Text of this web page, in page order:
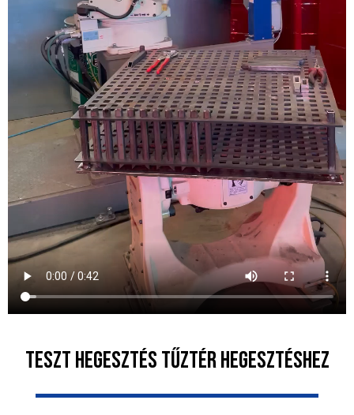
TESZT HEGESZTÉS TŰZTÉR HEGESZTÉSHEZ